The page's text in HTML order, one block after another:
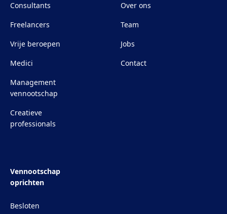
Consultants
Freelancers
Vrije beroepen
Medici
Management
vennootschap
Creatieve
professionals
Over ons
Team
Jobs
Contact
Vennootschap
oprichten
Besloten